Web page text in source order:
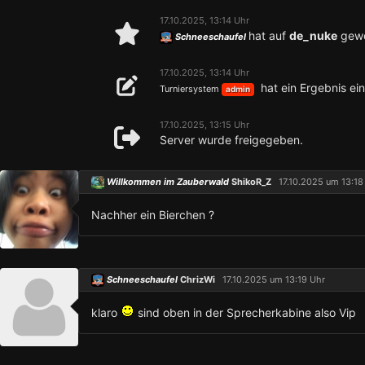
17.10.2025, 13:14 Uhr
Schneeschaufel hat auf de_nuke
17.10.2025, 13:14 Uhr
Turniersystem
admin hat ein Ergebnis
17.10.2025, 13:15 Uhr
Server wurde freigegeben.
Willkommen im Zauberwald ShikoR_Z 17.10.2025 um
Nachher ein Bierchen ?
Schneeschaufel ChrizWi 17.10.2025 um 13:19 Uhr
klaro sind oben in der Sprecherkabine also Vip